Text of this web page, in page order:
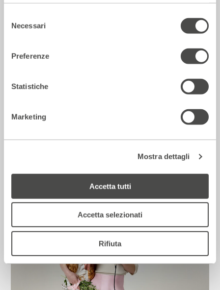
delNecessari
Preferenze
Statistiche
Marketing
Mostra dettagli
Accetta tutti
Accetta selezionati
Rifiuta
La Repubblica – In scena gli eroi di
strada secondo Raffaele Viviani